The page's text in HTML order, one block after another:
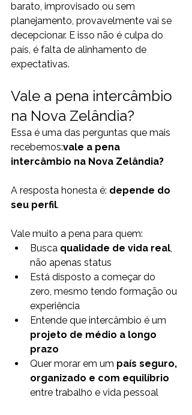
barato, improvisado ou sem
planejamento, provavelmente vai se
decepcionar. E isso não é culpa do
país, é falta de alinhamento de
expectativas.
Vale a pena intercâmbio
na Nova Zelândia?
Essa é uma das perguntas que mais
recebemos:vale a pena
intercâmbio na Nova Zelândia?
A resposta honesta é: depende do
seu perfil.
Vale muito a pena para quem:
Busca qualidade de vida real,
não apenas status
Está disposto a começar do
zero, mesmo tendo formação ou
experiência
Entende que intercâmbio é um
projeto de médio a longo
prazo
Quer morar em um país seguro,
organizado e com equilíbrio
entre trabalho e vida pessoal